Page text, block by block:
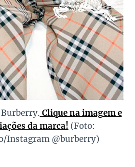
Clique na imagem e
da marca! (Foto:
Instagram @burberry)